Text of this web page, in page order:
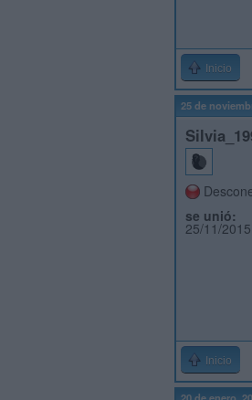
Inicio
25 de
se unió:
25/11/2015
Inicio